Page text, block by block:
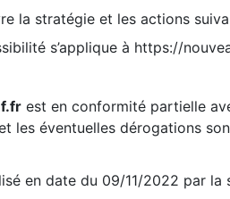
la stratégie et les actions
s’applique à https://
est en conformité partielle
les éventuelles dérogations
en date du 09/11/2022 par